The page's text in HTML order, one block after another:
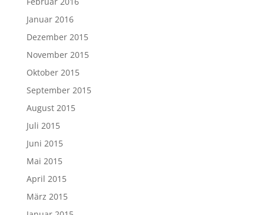
Januar 2016
Dezember 2015
November 2015
Oktober 2015
September 2015
August 2015
Juli 2015
Juni 2015
Mai 2015
April 2015
März 2015